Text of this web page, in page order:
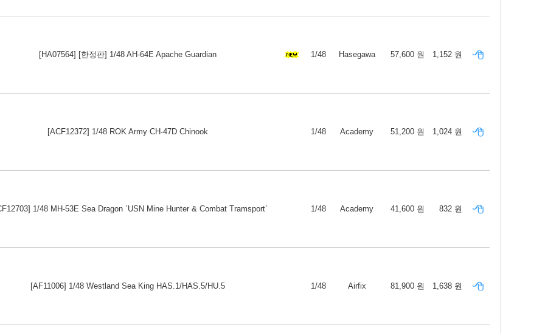
[HA07564] [한정판] 1/48 AH-64E Apache Guardian 1/48 Hasegawa 57,600 원 1,152 원
[ACF12372] 1/48 ROK Army CH-47D Chinook 1/48 Academy 51,200 원 1,024 원
1/48 MH-53E Sea Dragon `USN Mine Hunter & Combat Tramsport` 1/48 Academy 41,600 원 832 원
[AF11006] 1/48 Westland Sea King HAS.1/HAS.5/HU.5 1/48 Airfix 81,900 원 1,638 원